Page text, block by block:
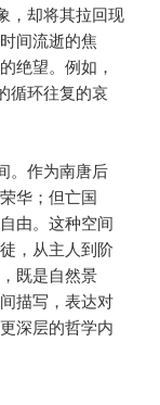
，却将其拉回现
间流逝的焦
绝望。例如，
循环往复的哀
。作为南唐后
华；但亡国
由。这种空间
，从主人到阶
既是自然景
描写，表达对
深层的哲学内